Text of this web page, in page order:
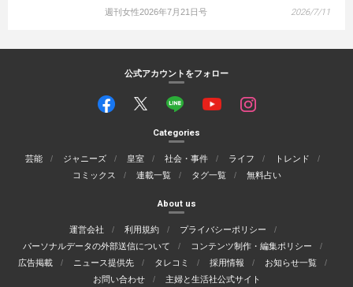
週刊女性2026年7月21日号 2026/7/11
公式アカウントをフォロー
Categories
芸能 ジャニーズ 皇室 社会・事件 ライフ
トレンド
コミックス
連載一覧 タグ一覧 無料占い
About us
運営会社 利用規約
プライバシーポリシー
パーソナルデータの外部送信について
コンテンツ制作・編集ポリシー
広告掲載
ニュース提供先 タレコミ 採用情報
お知らせ一覧
お問い合わせ
主婦と生活社公式サイト